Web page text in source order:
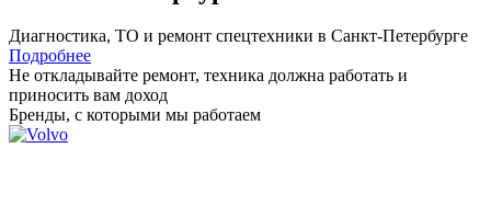
Диагностика, ТО и ремонт спецтехники в Санкт-Петербурге
Подробнее
Не откладывайте ремонт, техника должна работать и
приносить вам доход
Бренды, с которыми мы работаем